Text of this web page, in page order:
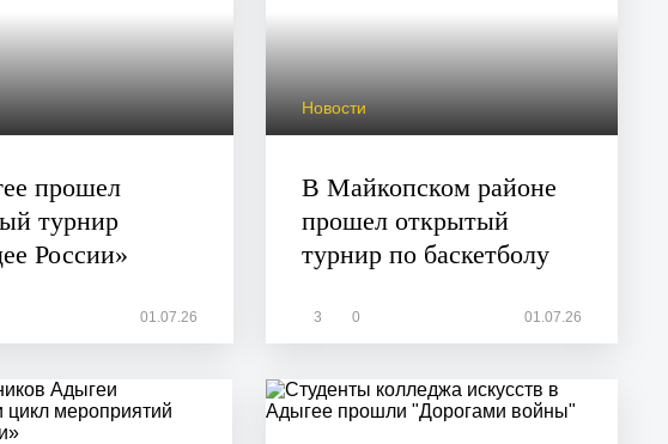
прошел
турнир
России»
01.07.26
Новости
В Майкопском районе
прошел открытый
турнир по баскетболу
3 0 01.07.26